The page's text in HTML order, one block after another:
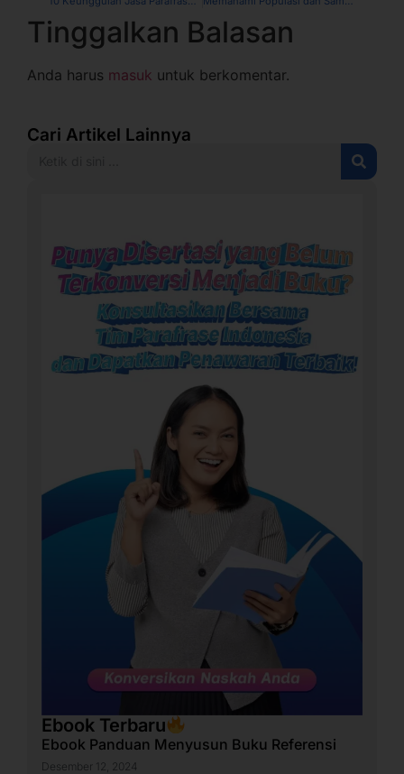
Tinggalkan Balasan
Anda harus masuk untuk berkomentar.
Cari Artikel Lainnya
Ebook Terbaru
Ebook Panduan Menyusun Buku Referensi
Desember 12, 2024